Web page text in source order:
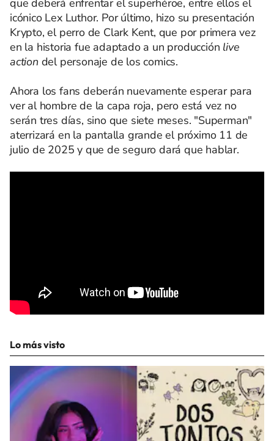
icónico Lex Luthor. Por último, hizo su presentación
Krypto, el perro de Clark Kent, que por primera vez
en la historia fue adaptado a un producción live
action del personaje de los comics.
Ahora los fans deberán nuevamente esperar para
ver al hombre de la capa roja, pero está vez no
serán tres días, sino que siete meses. "Superman"
aterrizará en la pantalla grande el próximo 11 de
julio de 2025 y que de seguro dará que hablar.
Lo más visto